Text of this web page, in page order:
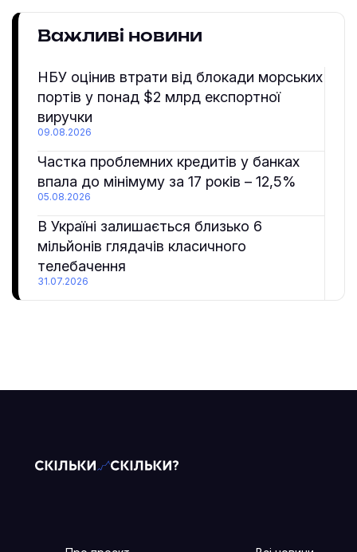
Важливі новини
НБУ оцінив втрати від блокади морських
портів у понад $2 млрд експортної
виручки
09.08.2026
Частка проблемних кредитів у банках
впала до мінімуму за 17 років – 12,5%
05.08.2026
В Україні залишається близько 6
мільйонів глядачів класичного
телебачення
31.07.2026